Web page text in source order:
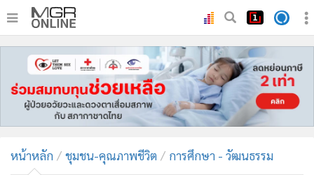
หน้าหลัก
ทันเหตุการณ์
• ภาคใต้
• บันเทิง
หน้าหลัก ชุมชน-คุณภาพชีวิต การศึกษา - วัฒนธรรม